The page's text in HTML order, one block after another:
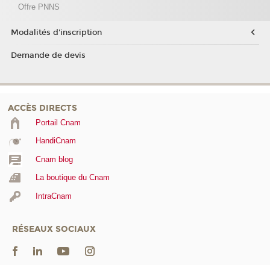
Offre PNNS
Modalités d'inscription
Demande de devis
ACCÈS DIRECTS
Portail Cnam
HandiCnam
Cnam blog
La boutique du Cnam
IntraCnam
RÉSEAUX SOCIAUX